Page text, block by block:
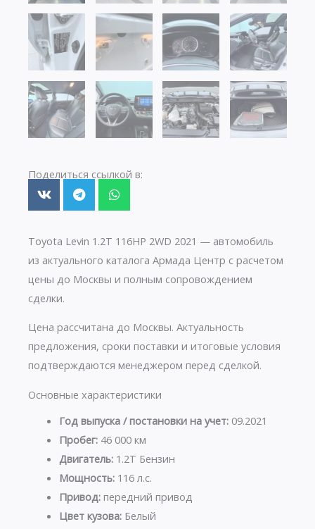
Поделиться ссылкой в:
Toyota Levin 1.2T 116HP 2WD 2021 — автомобиль
из актуального каталога Армада Центр с расчетом
цены до Москвы и полным сопровождением
сделки.
Цена рассчитана до Москвы. Актуальность
предложения, сроки поставки и итоговые условия
подтверждаются менеджером перед сделкой.
Основные характеристики
Год выпуска / постановки на учет:09.2021
Пробег:46 000 км
Двигатель:1.2T Бензин
Мощность:116 л.с.
Привод:передний привод
Цвет кузова:Белый